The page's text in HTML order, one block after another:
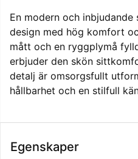
En modern och
design med hög komfort
mått och en ryggplymå
erbjuder den skön
detalj är omsorgsfullt
hållbarhet och en stilfull
Egenskaper